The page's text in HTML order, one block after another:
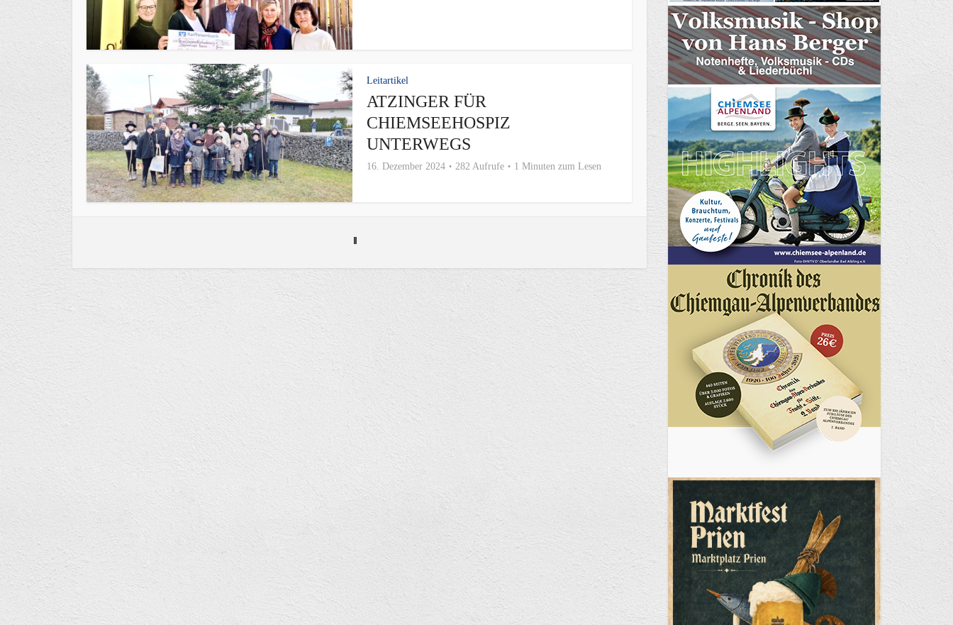
Leitartikel
ATZINGER FÜR
CHIEMSEEHOSPIZ
UNTERWEGS
16. Dezember 2024 282 Aufrufe 1 Minuten zum Lesen
CHIEMSEEHOSPIZ
1 Minuten zum Lesen
Leitartikel
CHIEMSEEHOSPIZ IN BERNAU -
JHV FÖRDERVEREIN
15. August 2024 3 Minuten zum Lesen
CHIEMSEEHOSPIZ TRAUERT
UM EHRENVORSITZENDEN
ALOIS GLÜCK